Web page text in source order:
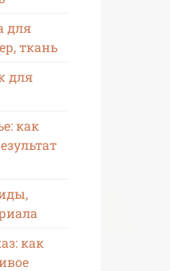
для
ткань
для
как
как